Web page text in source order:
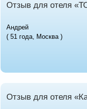
Отзыв для отеля
Андрей
( 51 года, Москва )
Отзыв для отеля